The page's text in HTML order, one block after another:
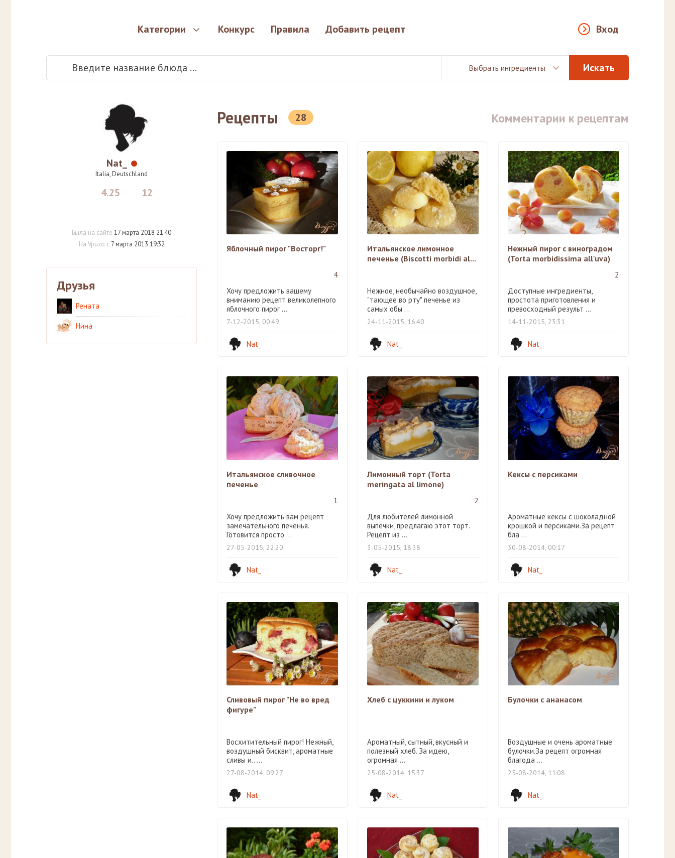
Категории Конкурс Правила Добавить рецепт Вход
Выбрать ингредиенты
Nat_
Italia, Deutschland
4.25 12
Была на сайте 17 марта 2018 21:40
На Vpuzo с 7 марта 2013 19:32
Друзья
Рената
Нина
Рецепты 28 Комментарии к рецептам
Яблочный пирог "Восторг!"
4
Хочу предложить вашему
вниманию рецепт великолепного
яблочного пирог ...
7-12-2015, 00:49
Nat_
Итальянское лимонное
печенье (Biscotti morbidi al...
Нежное, необычайно воздушное,
"тающее во рту" печенье из
самых обы ...
24-11-2015, 16:40
Nat_
Нежный пирог с виноградом
(Torta morbidissima all'uva)
2
Доступные ингредиенты,
простота приготовления и
превосходный результ ...
14-11-2015, 23:31
Nat_
Итальянское сливочное
печенье
1
Хочу предложить вам рецепт
замечательного печенья.
Готовится просто ...
27-05-2015, 22:20
Nat_
Лимонный торт (Torta
meringata al limone)
2
Для любителей лимонной
выпечки, предлагаю этот торт.
Рецепт из ...
3-05-2015, 18:38
Nat_
Кексы с персиками
Ароматные кексы с шоколадной
крошкой и персиками.За рецепт
бла ...
30-08-2014, 00:17
Nat_
Сливовый пирог "Не во вред
фигуре"
Восхитительный пирог! Нежный,
воздушный бисквит, ароматные
сливы и.. ...
27-08-2014, 09:27
Nat_
Хлеб с цуккини и луком
Ароматный, сытный, вкусный и
полезный хлеб. За идею,
огромная ...
25-08-2014, 15:37
Nat_
Булочки с ананасом
Воздушные и очень ароматные
булочки.За рецепт огромная
благода ...
25-08-2014, 11:08
Nat_